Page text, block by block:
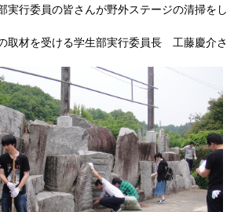
行委員の皆さんが野外ステージの清掃をし
取材を受ける学生部実行委員長 工藤慶介さ